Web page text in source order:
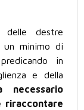
delle destre
un minimo di
in
e della
necessario
riraccontare